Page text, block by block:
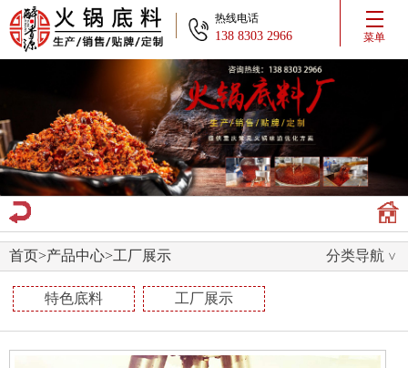
热线电话
138 8303 2966 菜单
首页>产品中心>工厂展示 分类导航
特色底料 工厂展示